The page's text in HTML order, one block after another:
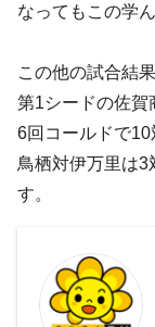
なってもこの学
この他の試合結果
第1シードの佐賀
6回コールドで10
鳥栖対伊万里は3
す。